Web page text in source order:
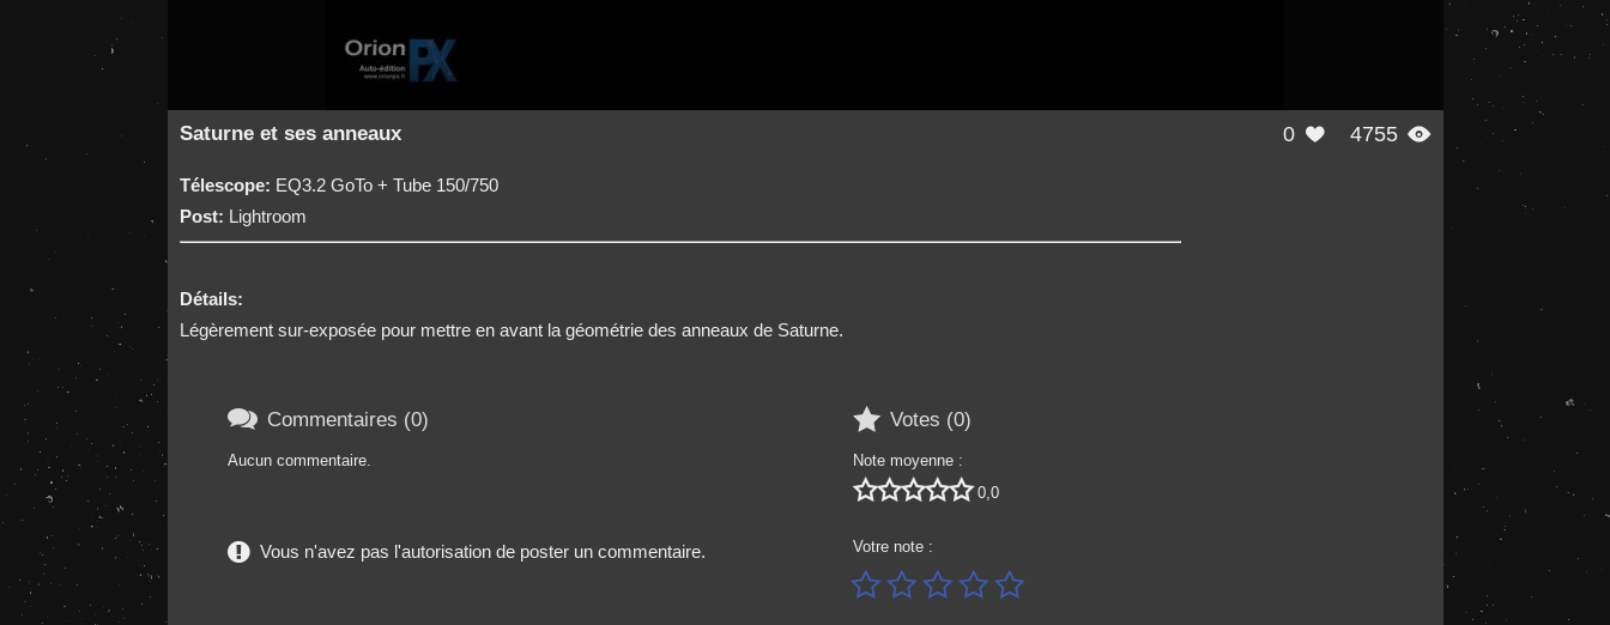
0  4755 
Saturne et ses anneaux
Télescope: EQ3.2 GoTo + Tube 150/750
Post: Lightroom
Détails:
Légèrement sur-exposée pour mettre en avant la géométrie des anneaux de Saturne.
 Votes (0)
Note moyenne :
 0,0
Votre note :

 Commentaires (0)
Aucun commentaire.
Vous n'avez pas l'autorisation de poster un commentaire.